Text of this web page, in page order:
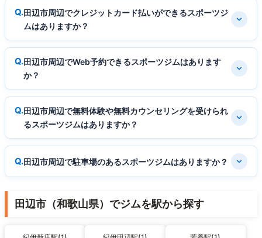
田辺市周辺でクレジットカード払いができるスポーツジ
ムはありますか？
田辺市周辺でWeb予約できるスポーツジムはあります
か？
田辺市周辺で無料体験や無料カウンセリングを受けられ
るスポーツジムはありますか？
田辺市周辺で駐車場のあるスポーツジムはありますか？
田辺市（和歌山県）でジムを駅から探す